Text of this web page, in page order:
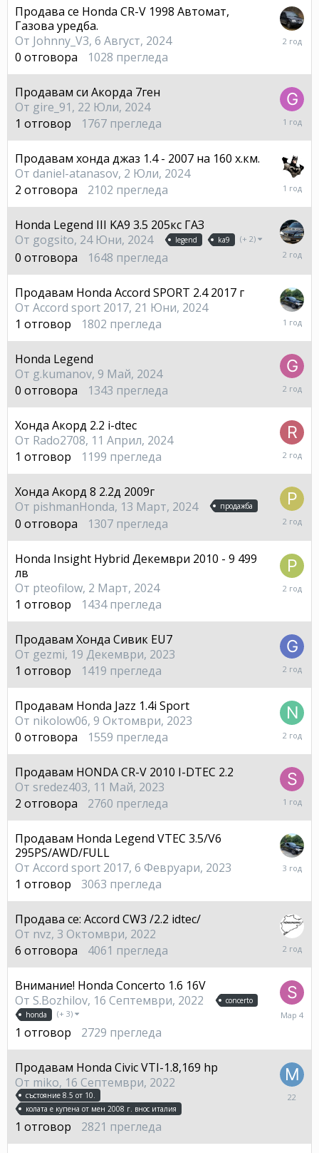
Продава се Honda CR-V 1998 Автомат,
Газова уредба.
От Johnny_V3, 6 Август, 2024
0 отговора 1028 прегледа
6
Август,
Продавам си Акорда 7ген
От gire_91, 22 Юли, 2024
1 отговор 1767 прегледа
18
2024
Продавам хонда джаз 1.4 - 2007 на 160 х.км.
От daniel-atanasov, 2 Юли, 2024
2 отговора 2102 прегледа
2
2024
Honda Legend III KA9 3.5 205кс ГАЗ
От gogsito, 24 Юни, 2024 legend ka9 (+ 2)
0 отговора 1648 прегледа
24
Юни,
2024
Продавам Honda Accord SPORT 2.4 2017 г
От Accord sport 2017, 21 Юни, 2024
1 отговор 1802 прегледа
9
2024
Honda Legend
От g.kumanov, 9 Май, 2024
0 отговора 1343 прегледа
9
Май,
2024
Хонда Акорд 2.2 i-dtec
От Rado2708, 11 Април, 2024
1 отговор 1199 прегледа
12
Април,
2024
Хонда Акорд 8 2.2д 2009г
От pishmanHonda, 13 Март, 2024 продажба
0 отговора 1307 прегледа
13
Март,
2024
Honda Insight Hybrid Декември 2010 - 9 499
лв
От pteofilow, 2 Март, 2024
1 отговор 1434 прегледа
3
Март,
Продавам Хонда Сивик EU7
От gezmi, 19 Декември, 2023
1 отговор 1419 прегледа
20
2023
Продавам Honda Jazz 1.4i Sport
От nikolow06, 9 Октомври, 2023
0 отговора 1559 прегледа
9
2023
Продавам HONDA CR-V 2010 I-DTEC 2.2
От sredez403, 11 Май, 2023
2 отговора 2760 прегледа
15
Август,
2024
Продавам Honda Legend VTEC 3.5/V6
295PS/AWD/FULL
От Accord sport 2017, 6 Февруари, 2023
1 отговор 3063 прегледа
24
Март,
Продава се: Accord CW3 /2.2 idtec/
От nvz, 3 Октомври, 2022
6 отговора 4061 прегледа
9
Юни,
2024
Внимание! Honda Concerto 1.6 16V
От S.Bozhilov, 16 Септември, 2022
concerto
honda
(+ 3)
1 отговор 2729 прегледа
4
Март
Продавам Honda Civic VTI-1.8,169 hp
От miko, 16 Септември, 2022
състояние 8.5 от 10.
колата е купена от мен 2008 г. внос италия
1 отговор 2821 прегледа
22